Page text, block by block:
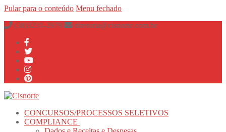
Pular para o conteúdo Menu fechado
(38)3231-2979
diretoria@cisnorte.com.br
CONCURSOS/PROCESSOS SELETIVOS
COMPLIANCE